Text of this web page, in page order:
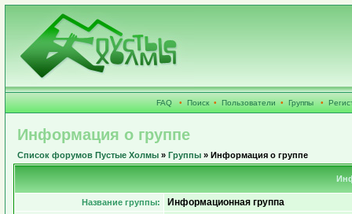
FAQ • Поиск • Пользователи • Группы •
Информация о группе
Список форумов Пустые Холмы » Группы » Информация о группе
Название группы: Информационная группа